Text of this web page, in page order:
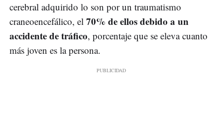
cerebral adquirido lo son por un traumatismo
craneoencefálico, el 70% de ellos debido a un
accidente de tráfico, porcentaje que se eleva cuanto
más joven es la persona.